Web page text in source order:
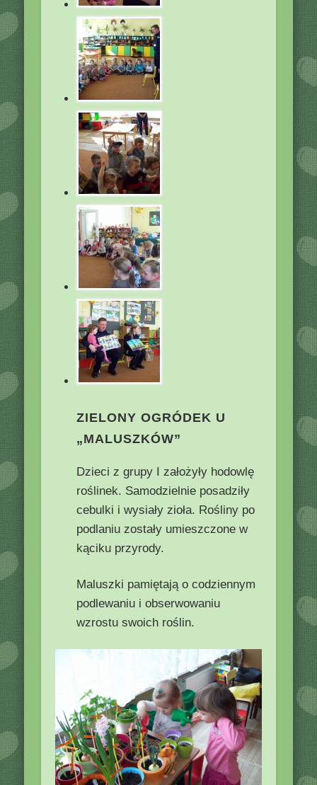
ZIELONY OGRÓDEK U
„MALUSZKÓW”
Dzieci z grupy I założyły hodowlę
roślinek. Samodzielnie posadziły
cebulki i wysiały zioła. Rośliny po
podlaniu zostały umieszczone w
kąciku przyrody.
Maluszki pamiętają o codziennym
podlewaniu i obserwowaniu
wzrostu swoich roślin.